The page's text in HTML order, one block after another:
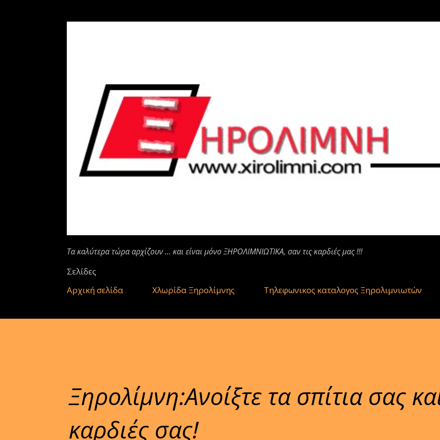
Τα καλύτερα τώρα αρχίζουν ... και είναι μόνο ΞΗΡΟΛΙΜΝΙΩΤΙΚΑ, σαν τις καρδιές μας !!!
Σελίδες
Αρχική σελίδα
Χλωρίδα Ξηρολίμνης Τηλεφωνικος καταλογος Ξηρολιμνιωτών
Ξηρολίμνη:Ανοίξτε τα σπίτια σας
καρδιές σας!